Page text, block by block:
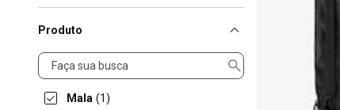
Produto
Produto
Mala (1)